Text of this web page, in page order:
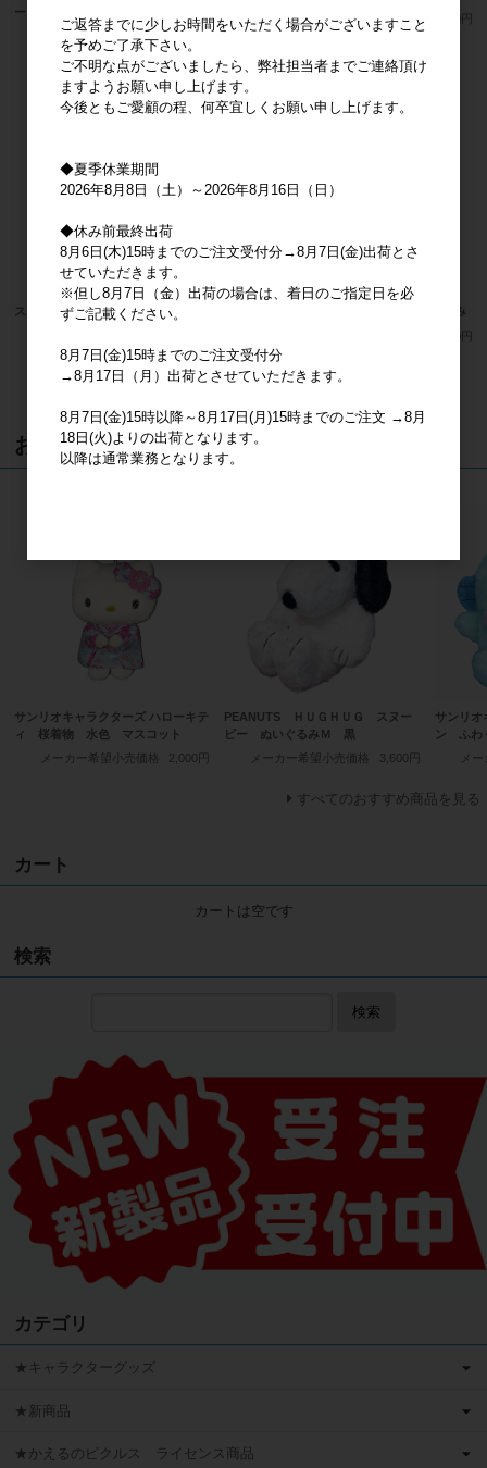
ー
メーカー希望小売価格
3,000円
メーカー希望小売価格
2,600円
スポンジ・ボブ ビーンドール ＤＪ
スポンジ・ボブ ベンダブルぬいぐるみ
3,500円
おすすめ商品
サンリオキャラクターズ ハローキテ
ィ 桜着物 水色 マスコット
メーカー希望小売価格
2,000円
PEANUTS ＨＵＧＨＵＧ スヌー
ピー ぬいぐるみＭ 黒
メーカー希望小売価格
3,600円
サンリオ
ン ふわ
メ
すべてのおすすめ商品を見る
カート
カートは空です
検索
検索
カテゴリ
★キャラクターグッズ
★新商品
★かえるのピクルス ライセンス商品
ご返答までに少しお時間をいただく場合がございますこと
を予めご了承下さい。
ご不明な点がございましたら、弊社担当者までご連絡頂け
ますようお願い申し上げます。
今後ともご愛顧の程、何卒宜しくお願い申し上げます。
◆夏季休業期間
2026年8月8日（土）～2026年8月16日（日）
◆休み前最終出荷
8月6日(木)15時までのご注文受付分→8月7日(金)出荷とさ
せていただきます。
※但し8月7日（金）出荷の場合は、着日のご指定日を必
ずご記載ください。
8月7日(金)15時までのご注文受付分
→8月17日（月）出荷とさせていただきます。
8月7日(金)15時以降～8月17日(月)15時までのご注文 →8月
18日(火)よりの出荷となります。
以降は通常業務となります。